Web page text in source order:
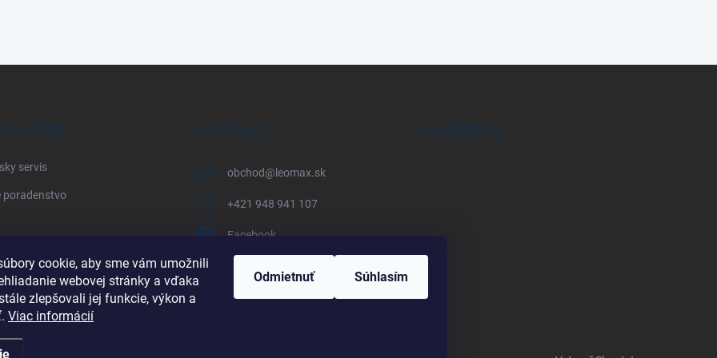
cookie, aby sme vám umožnili
webovej stránky a vďaka
zlepšovali jej funkcie, výkon a
Viac informácií
Odmietnuť Súhlasím
SLUŽBY
servis
poradenstvo
KONTAKT
obchod@ leomax.sk
+421 948 941 107
Facebook
+421 948 941 107
FACEBOOK